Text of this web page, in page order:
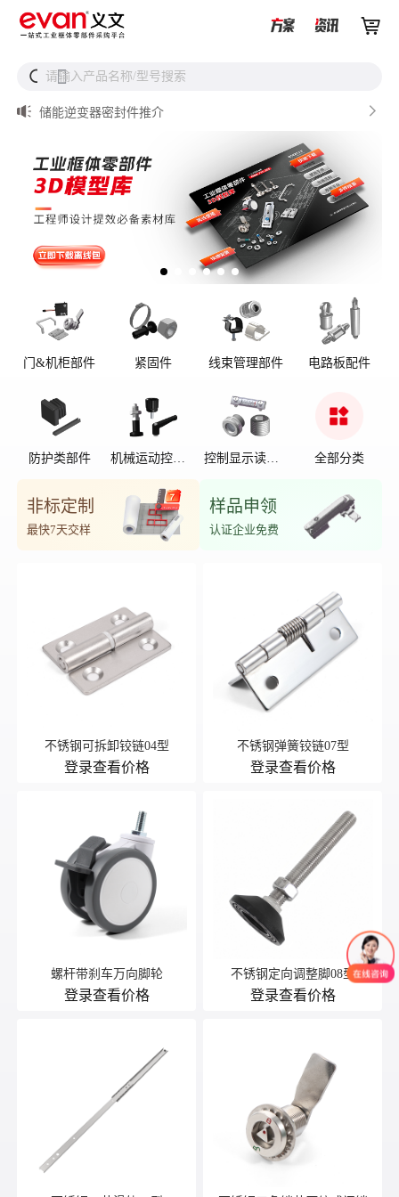

 
请输入产品名称/型号搜索
从液冷接头到松不脱螺钉，义文一站式服务器液冷零部件
解决方案
储能逆变器密封件推介 
UQD vs UQDB怎么选？数据中心液冷接头选型（含OCP标
准对比）
门&机柜部件 紧固件 线束管理部件 电路板配件
防护类部件
机械运动控制
控制显示读数
全部分类
非标定制
最快7天交样
样品申领
认证企业免费
不锈钢可拆卸铰链04型
登录查看价格
不锈钢弹簧铰链07型
登录查看价格
螺杆带刹车万向脚轮
登录查看价格
不锈钢定向调整脚08型
登录查看价格